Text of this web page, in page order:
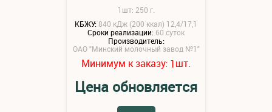
1шт: 250 г.
КБЖУ:840 кДж (200 ккал) 12,4/17,1
Сроки реализации: 60 суток
Производитель:
ОАО "Минский молочный завод №1"
Минимум к заказу: 1шт.
Цена обновляется